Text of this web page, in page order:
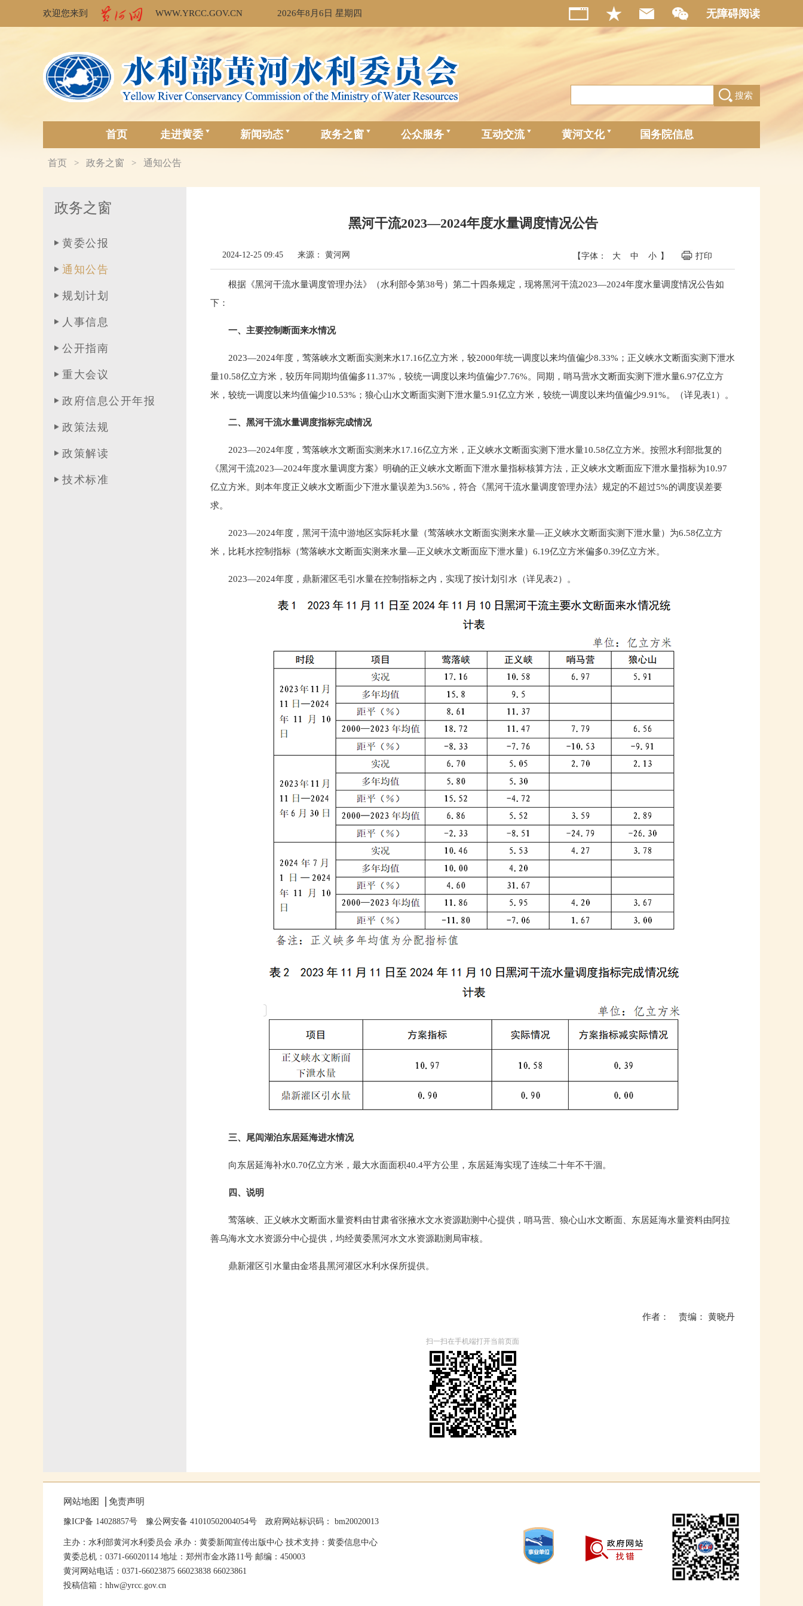
欢迎您来到 WWW.YRCC.GOV.CN 2026年8月6日 星期四 无障碍阅读
搜索
首页 走进黄委 新闻动态 政务之窗 公众服务 互动交流 黄河文化 国务院信息
首页 > 政务之窗 > 通知公告
政务之窗
黄委公报
通知公告
规划计划
人事信息
公开指南
重大会议
政府信息公开年报
政策法规
政策解读
技术标准
黑河干流2023—2024年度水量调度情况公告
【字体： 大 中 小 】 打印
2024-12-25 09:45 来源： 黄河网
根据《黑河干流水量调度管理办法》（水利部令第38号）第二十四条规定，现将黑河干流2023—2024年度水量调度情况公告如
下：
一、主要控制断面来水情况
2023—2024年度，莺落峡水文断面实测来水17.16亿立方米，较2000年统一调度以来均值偏少8.33%；正义峡水文断面实测下泄水
量10.58亿立方米，较历年同期均值偏多11.37%，较统一调度以来均值偏少7.76%。同期，哨马营水文断面实测下泄水量6.97亿立方
米，较统一调度以来均值偏少10.53%；狼心山水文断面实测下泄水量5.91亿立方米，较统一调度以来均值偏少9.91%。（详见表1）。
二、黑河干流水量调度指标完成情况
2023—2024年度，莺落峡水文断面实测来水17.16亿立方米，正义峡水文断面实测下泄水量10.58亿立方米。按照水利部批复的
《黑河干流2023—2024年度水量调度方案》明确的正义峡水文断面下泄水量指标核算方法，正义峡水文断面应下泄水量指标为10.97
亿立方米。则本年度正义峡水文断面少下泄水量误差为3.56%，符合《黑河干流水量调度管理办法》规定的不超过5%的调度误差要
求。
2023—2024年度，黑河干流中游地区实际耗水量（莺落峡水文断面实测来水量—正义峡水文断面实测下泄水量）为6.58亿立方
米，比耗水控制指标（莺落峡水文断面实测来水量—正义峡水文断面应下泄水量）6.19亿立方米偏多0.39亿立方米。
2023—2024年度，鼎新灌区毛引水量在控制指标之内，实现了按计划引水（详见表2）。
三、尾闾湖泊东居延海进水情况
向东居延海补水0.70亿立方米，最大水面面积40.4平方公里，东居延海实现了连续二十年不干涸。
四、说明
莺落峡、正义峡水文断面水量资料由甘肃省张掖水文水资源勘测中心提供，哨马营、狼心山水文断面、东居延海水量资料由阿拉
善乌海水文水资源分中心提供，均经黄委黑河水文水资源勘测局审核。
鼎新灌区引水量由金塔县黑河灌区水利水保所提供。
作者： 责编： 黄晓丹
扫一扫在手机端打开当前页面
网站地图 免责声明
豫ICP备 14028857号 豫公网安备 41010502004054号 政府网站标识码： bm20020013
主办：水利部黄河水利委员会 承办：黄委新闻宣传出版中心 技术支持：黄委信息中心
黄委总机：0371-66020114 地址：郑州市金水路11号 邮编：450003
黄河网站电话：0371-66023875 66023838 66023861
投稿信箱：hhw@yrcc.gov.cn